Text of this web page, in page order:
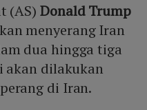
(AS) Donald Trump
menyerang Iran
dua hingga tiga
akan dilakukan
di Iran.